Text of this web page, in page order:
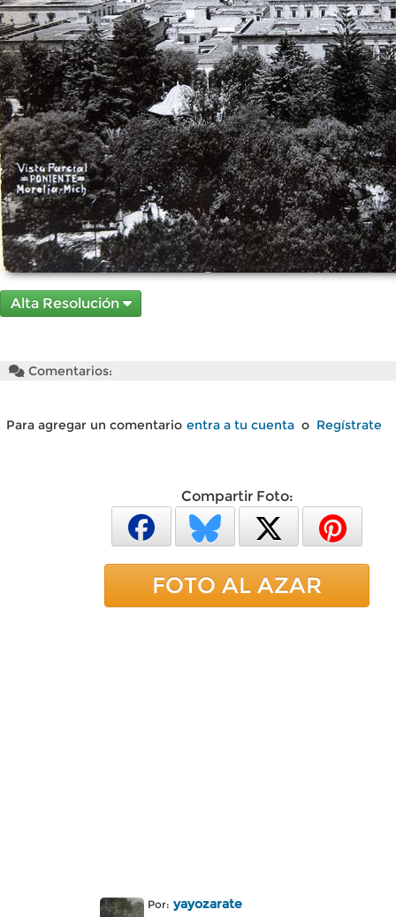
Alta Resolución
Comentarios:
Para agregar un comentario entra a tu cuenta o Regístrate
Compartir Foto:
FOTO AL AZAR
Por: yayozarate